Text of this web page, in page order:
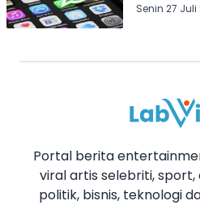
Senin 27 Juli
Portal berita
viral artis selebriti,
politik, bisnis, teknologi